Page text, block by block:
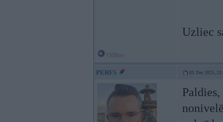
Uzliec
PERFS 03. Dec 2025,